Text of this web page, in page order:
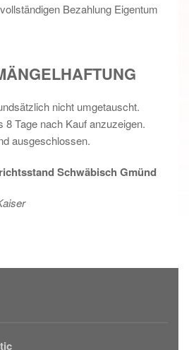
Bezahlung Eigentum
nicht umgetauscht.
8 Tage nach Kauf anzuzeigen.
ausgeschlossen.
Schwäbisch Gmünd